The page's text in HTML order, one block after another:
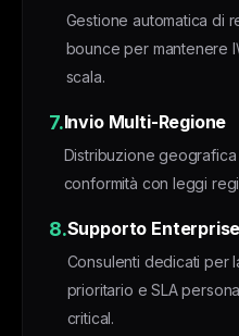
Gestione automatica di
bounce per mantenere
scala.
7.Invio Multi-Regione
Distribuzione
conformità con leggi
8.Supporto Enterprise
Consulenti dedicati per
prioritario e SLA
critical.